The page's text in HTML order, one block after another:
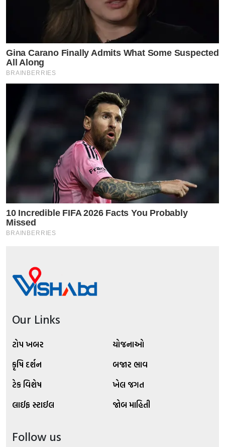
Our Links
ટોપ ખબર
યોજનાઓ
કૃષિ દર્શન
બજાર ભાવ
ટેક વિશેષ
ખેલ જગત
લાઈફ સ્ટાઈલ
જોબ માહિતી
Follow us